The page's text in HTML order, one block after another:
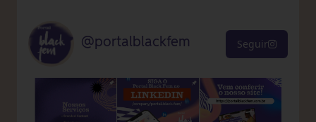
@portalblackfem Seguir